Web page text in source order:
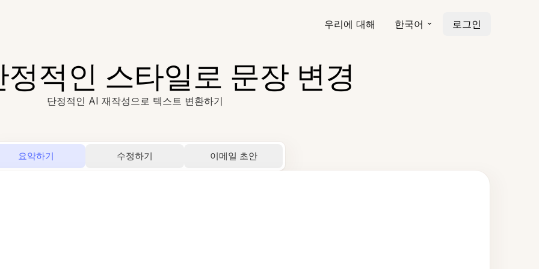
우리에 대해 한국어 로그인
적인 스타일로 문장 변경
단정적인 AI 재작성으로 텍스트 변환하기
요약하기 수정하기 이메일 초안